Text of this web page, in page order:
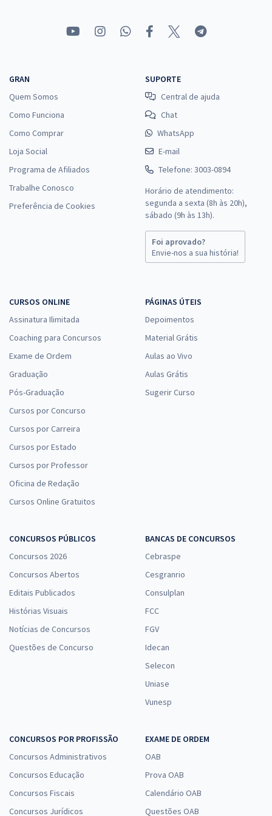
GRAN
Quem Somos
Como Funciona
Como Comprar
Loja Social
Programa de Afiliados
Trabalhe Conosco
Preferência de Cookies
SUPORTE
Central de ajuda
Chat
WhatsApp
E-mail
Telefone: 3003-0894
Horário de atendimento:
segunda a sexta (8h às 20h),
sábado (9h às 13h).
Foi aprovado?
Envie-nos a sua história!
CURSOS ONLINE
Assinatura Ilimitada
Coaching para Concursos
Exame de Ordem
Graduação
Pós-Graduação
Cursos por Concurso
Cursos por Carreira
Cursos por Estado
Cursos por Professor
Oficina de Redação
Cursos Online Gratuitos
PÁGINAS ÚTEIS
Depoimentos
Material Grátis
Aulas ao Vivo
Aulas Grátis
Sugerir Curso
CONCURSOS PÚBLICOS
Concursos 2026
Concursos Abertos
Editais Publicados
Histórias Visuais
Notícias de Concursos
Questões de Concurso
BANCAS DE CONCURSOS
Cebraspe
Cesgranrio
Consulplan
FCC
FGV
Idecan
Selecon
Uniase
Vunesp
CONCURSOS POR PROFISSÃO
Concursos Administrativos
Concursos Educação
Concursos Fiscais
Concursos Jurídicos
EXAME DE ORDEM
OAB
Prova OAB
Calendário OAB
Questões OAB